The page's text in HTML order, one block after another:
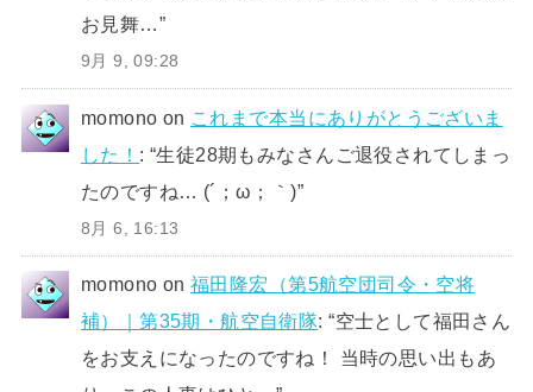
お見舞…”
9月 9, 09:28
momono on これまで本当にありがとうございま
した！ : “生徒28期もみなさんご退役されてしまっ
たのですね… (´；ω；｀)”
8月 6, 16:13
momono on福田隆宏（第5航空団司令・空将
補）｜第35期・航空自衛隊: “空士として福田さん
をお支えになったのですね！ 当時の思い出もあ